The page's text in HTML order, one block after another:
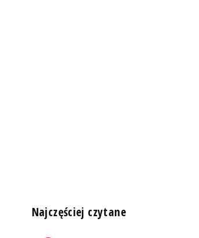
Najczęściej czytane